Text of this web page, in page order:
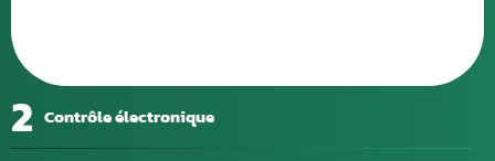
2 Contrôle électronique